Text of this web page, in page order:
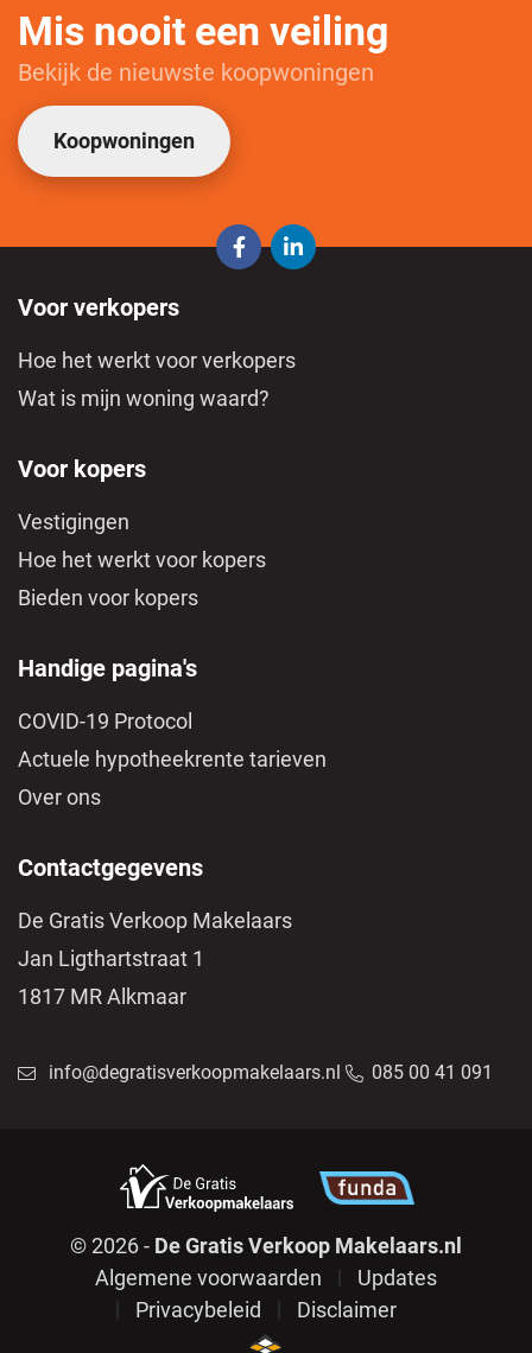
Mis nooit een veiling
Bekijk de nieuwste koopwoningen
Koopwoningen
Voor verkopers
Hoe het werkt voor verkopers
Wat is mijn woning waard?
Voor kopers
Vestigingen
Hoe het werkt voor kopers
Bieden voor kopers
Handige pagina's
COVID-19 Protocol
Actuele hypotheekrente tarieven
Over ons
Contactgegevens
De Gratis Verkoop Makelaars
Jan Ligthartstraat 1
1817 MR Alkmaar
info@degratisverkoopmakelaars.nl 085 00 41 091
© 2026 - De Gratis Verkoop Makelaars.nl
Algemene voorwaarden
Updates
Privacybeleid
Disclaimer